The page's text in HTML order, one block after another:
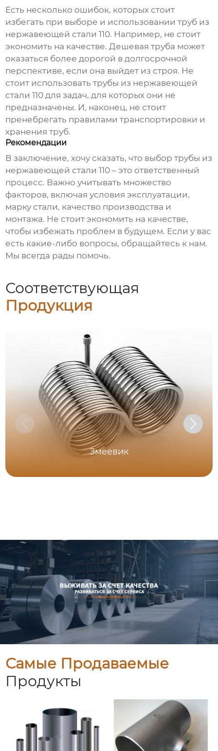
Есть несколько ошибок, которых стоит
избегать при выборе и использовании труб из
нержавеющей стали 110. Например, не стоит
экономить на качестве. Дешевая труба может
оказаться более дорогой в долгосрочной
перспективе, если она выйдет из строя. Не
стоит использовать трубы из нержавеющей
стали 110 для задач, для которых они не
предназначены. И, наконец, не стоит
пренебрегать правилами транспортировки и
хранения труб.
Рекомендации
В заключение, хочу сказать, что выбор трубы из
нержавеющей стали 110 – это ответственный
процесс. Важно учитывать множество
факторов, включая условия эксплуатации,
марку стали, качество производства и
монтажа. Не стоит экономить на качестве,
чтобы избежать проблем в будущем. Если у вас
есть какие-либо вопросы, обращайтесь к нам.
Мы всегда рады помочь.
Соответствующая
Продукция
Змеевик
Самые Продаваемые
Продукты